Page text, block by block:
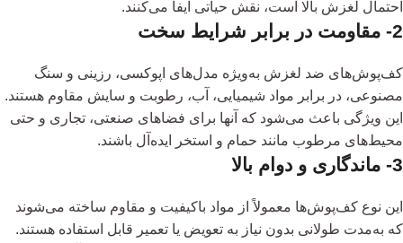
احتمال لغزش بالا است، نقش حیاتی ایفا می‌کنند.
2- مقاومت در برابر شرایط سخت
کف‌پوش‌های ضد لغزش به‌ویژه مدل‌های اپوکسی، رزینی و سنگ
مصنوعی، در برابر مواد شیمیایی، آب، رطوبت و سایش مقاوم هستند.
این ویژگی باعث می‌شود که آنها برای فضاهای صنعتی، تجاری و حتی
محیط‌های مرطوب مانند حمام و استخر ایده‌آل باشند.
3- ماندگاری و دوام بالا
این نوع کف‌پوش‌ها معمولاً از مواد باکیفیت و مقاوم ساخته می‌شوند
که به‌مدت طولانی بدون نیاز به تعویض یا تعمیر قابل استفاده هستند.